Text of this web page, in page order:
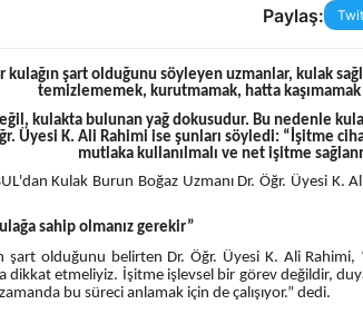
Paylaş:
kulağın şart olduğunu söyleyen uzmanlar, kulak
temizlememek, kurutmamak, hatta
kulakta bulunan yağ dokusudur. Bu nedenle
Üyesi K. Ali Rahimi ise şunları söyledi: “İşitme
mutlaka kullanılmalı ve net işitme
Kulak Burun Boğaz Uzmanı Dr. Öğr. Üyesi K.
sahip olmanız gerekir”
şart olduğunu belirten Dr. Öğr. Üyesi K. Ali
dikkat etmeliyiz. İşitme işlevsel bir görev değildir,
bu süreci anlamak için de çalışıyor.” dedi.